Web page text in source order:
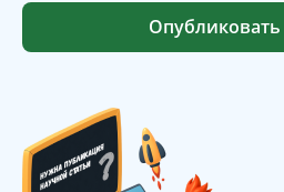
Опубликовать